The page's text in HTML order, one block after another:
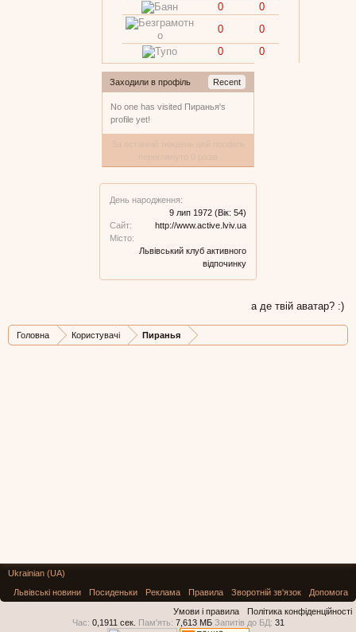
0
0
0
0
0
0
Заходили в профіль Recent
No one has visited Пиранья's
profile yet!
День народження:
9 лип 1972 (Вік: 54)
Сайт:
http://www.active.lviv.ua
Місто:
Львівський клуб активного
відпочинку
а де твій аватар? :)
Головна Користувачі Пиранья
Ukrainian (UA)
Львівські новини
Посиденьки Реклама Правила Зворотній зв'язок
Допомога
Умови і правила
Політика конфіденційності
Час: 0,1911 сек. Пам'ять: 7,613 МБ Запитів до БД: 31